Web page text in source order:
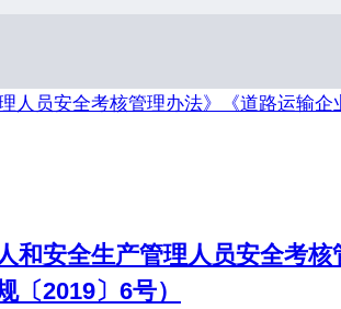
和安全生产管理人员安全考
2019〕6号）